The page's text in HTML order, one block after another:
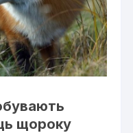
щороку